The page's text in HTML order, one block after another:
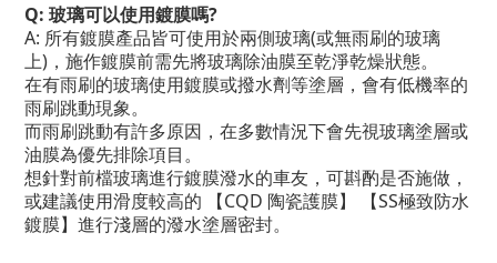
Q: 玻璃可以使用鍍膜嗎?
A: 所有鍍膜產品皆可使用於兩側玻璃(或無雨刷的玻璃
上)，施作鍍膜前需先將玻璃除油膜至乾淨乾燥狀態。
在有雨刷的玻璃使用鍍膜或撥水劑等塗層，會有低機率的
雨刷跳動現象。
而雨刷跳動有許多原因，在多數情況下會先視玻璃塗層或
油膜為優先排除項目。
想針對前檔玻璃進行鍍膜潑水的車友，可斟酌是否施做，
或建議使用滑度較高的 【CQD 陶瓷護膜】 【SS極致防水
鍍膜】進行淺層的潑水塗層密封。